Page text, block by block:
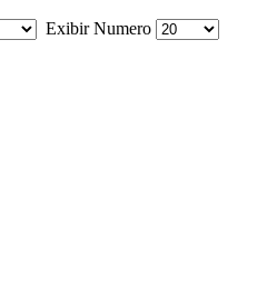
Exibir Numero